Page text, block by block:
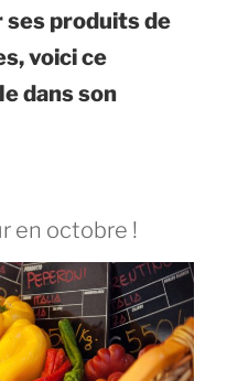
ses produits de
voici ce
dans son
en octobre !